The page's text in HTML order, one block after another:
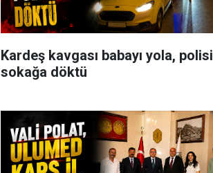
Kardeş kavgası babayı yola, polisi
sokağa döktü